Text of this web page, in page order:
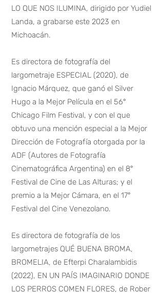
LO QUE NOS ILUMINA, dirigido por Yudiel
Landa, a grabarse este 2023 en
Michoacán.
Es directora de fotografía del
largometraje ESPECIAL (2020), de
Ignacio Márquez, que ganó el Silver
Hugo a la Mejor Película en el 56°
Chicago Film Festival, y con el que
obtuvo una mención especial a la Mejor
Dirección de Fotografía otorgada por la
ADF (Autores de Fotografía
Cinematográfica Argentina) en el 8°
Festival de Cine de Las Alturas; y el
premio a la Mejor Cámara, en el 17°
Festival del Cine Venezolano.
Es directora de fotografía de los
largometrajes QUÉ BUENA BROMA,
BROMELIA, de Efterpi Charalambidis
(2022), EN UN PAÍS IMAGINARIO DONDE
LOS PERROS COMEN FLORES, de Rober